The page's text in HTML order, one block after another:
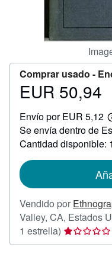
Comprar usado -
Precio
50,94
EUR 50,94
Envío por EUR 5,12
Se envía dentro de
Cantidad disponible:
Vendido por
Valley, CA, Estados
1 estrella) Calificación
del